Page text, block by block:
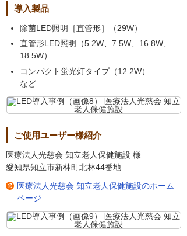
導入製品
除菌LED照明［直管形］（29W）
直管形LED照明（5.2W、7.5W、16.8W、
18.5W）
コンパクト蛍光灯タイプ（12.2W）
など
ご使用ユーザー様紹介
医療法人光慈会 知立老人保健施設 様
愛知県知立市新林町北林44番地
医療法人光慈会 知立老人保健施設のホーム
ページ